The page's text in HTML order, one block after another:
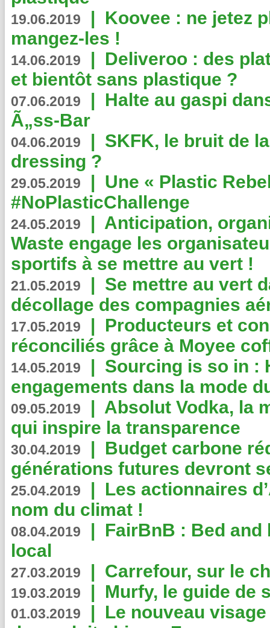
19.06.2019 | Koovee : ne jetez
mangez-les !
14.06.2019 | Deliveroo : des
et bientôt sans plastique ?
07.06.2019 | Halte au gaspi
Ã„ss-Bar
04.06.2019 | SKFK, le bruit de
dressing ?
29.05.2019 | Une « Plastic
#NoPlasticChallenge
24.05.2019 | Anticipation,
Waste engage les
sportifs à se mettre au vert !
21.05.2019 | Se mettre au vert
décollage des compagnies
17.05.2019 | Producteurs et
réconciliés grâce à Moyee
14.05.2019 | Sourcing is so in :
engagements dans la mode
09.05.2019 | Absolut Vodka, la
qui inspire la transparence
30.04.2019 | Budget carbone
générations futures devront
25.04.2019 | Les actionnaires
nom du climat !
08.04.2019 | FairBnB : Bed
local
27.03.2019 | Carrefour, sur le
19.03.2019 | Murfy, le guide de
01.03.2019 | Le nouveau